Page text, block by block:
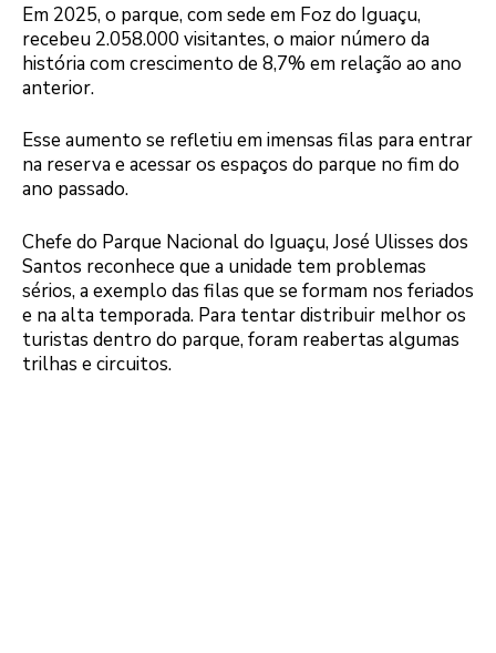
Em 2025, o parque, com sede em Foz do Iguaçu,
recebeu 2.058.000 visitantes, o maior número da
história com crescimento de 8,7% em relação ao ano
anterior.
Esse aumento se refletiu em imensas filas para entrar
na reserva e acessar os espaços do parque no fim do
ano passado.
Chefe do Parque Nacional do Iguaçu, José Ulisses dos
Santos reconhece que a unidade tem problemas
sérios, a exemplo das filas que se formam nos feriados
e na alta temporada. Para tentar distribuir melhor os
turistas dentro do parque, foram reabertas algumas
trilhas e circuitos.